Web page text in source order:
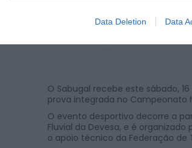
Data Deletion Data
O Sabugal recebe este sábado,
prova integrada no Campeonato
O evento desportivo decorre a
Fluvial da Devesa, e é
o apoio técnico da Federação de